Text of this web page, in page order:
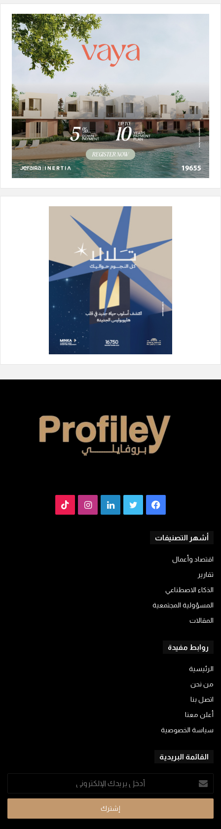
فيسبوكتويتر لينكدإن انستقرام
أشهر التصنيفات
اقتصاد وأعمال
تقارير
الذكاء الاصطناعي
المسؤولية المجتمعية
المقالات
روابط مفيدة
الرئيسية
من نحن
اتصل بنا
أعلن معنا
سياسة الخصوصية
القائمة البريدية
أدخل
بريدك
الإلكتروني